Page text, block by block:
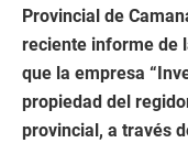
Provincial de
reciente informe de
que la empresa
propiedad del
provincial, a través